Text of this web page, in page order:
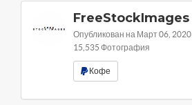
FreeStockImages
Опубликован на Март 06, 2020
15,535 Фотография
Кофе